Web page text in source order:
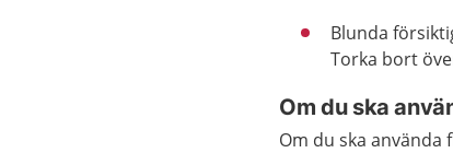
Blunda
Torka bort
Om du ska
Om du ska